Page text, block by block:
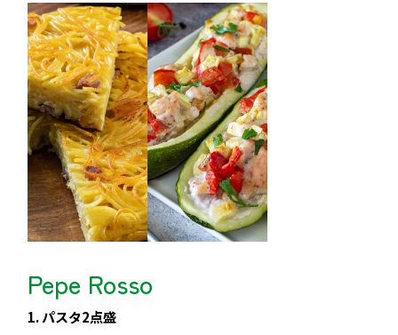
Pepe Rosso
1. パスタ2点盛